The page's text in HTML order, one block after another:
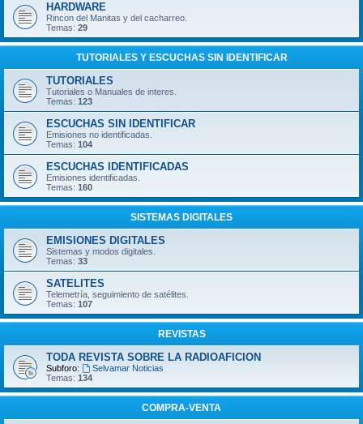
HARDWARE
Rincon del Manitas y del cacharreo.
Temas: 29
TUTORIALES Y ESCUCHAS SIN IDENTIFICAR
TUTORIALES
Tutoriales o Manuales de interes.
Temas: 123
ESCUCHAS SIN IDENTIFICAR
Emisiones no identificadas.
Temas: 104
ESCUCHAS IDENTIFICADAS
Emisiones identificadas.
Temas: 160
SISTEMAS DIGITALES
EMISIONES DIGITALES
Sistemas y modos digitales.
Temas: 33
SATELITES
Telemetría, seguimiento de satélites.
Temas: 107
REVISTAS
TODA REVISTA SOBRE LA RADIOAFICION
Subforo:
Selvamar Noticias
Temas: 134
COMPRA-VENTA